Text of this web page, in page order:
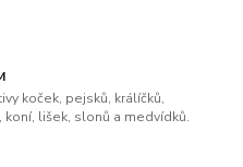
koček, pejsků, králíčků,
koní, lišek, slonů a medvídků.